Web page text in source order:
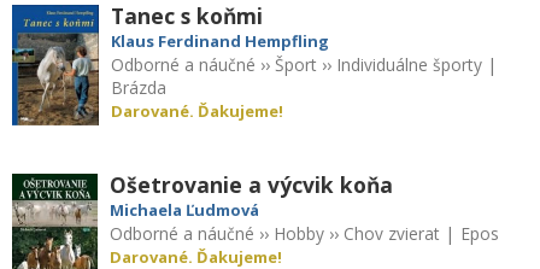
Tanec s koňmi
Klaus Ferdinand Hempfling
Odborné a náučné ››Šport ›› Individuálne športy |
Brázda
Darované. Ďakujeme!
Ošetrovanie a výcvik koňa
Michaela Ľudmová
Odborné a náučné ›› Hobby›› Chov zvierat | Epos
Darované. Ďakujeme!